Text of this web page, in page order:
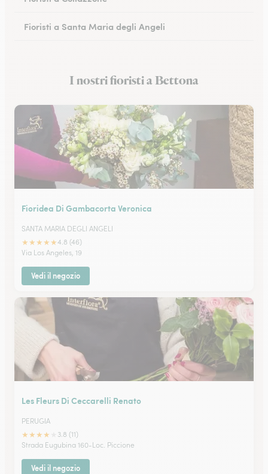
Fioristi a Santa Maria degli Angeli
Fioristi a Città della Pieve
I nostri fioristi a Bettona
Fioridea Di Gambacorta Veronica
SANTA MARIA DEGLI ANGELI
★★★★★4.8 (46)
Via Los Angeles, 19
Vedi il negozio
Les Fleurs Di Ceccarelli Renato
PERUGIA
★★★★
3.8 (11)
Strada Eugubina 160-Loc. Piccione
Vedi il negozio